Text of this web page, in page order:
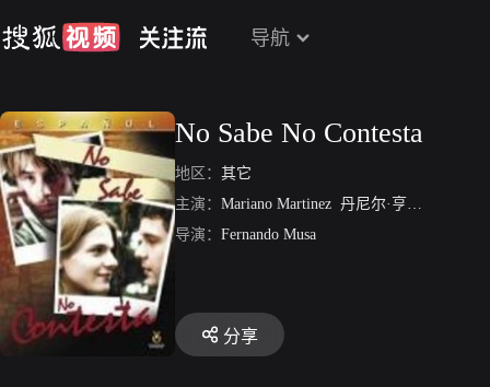
导航
No Sabe No Contesta
地区： 其它
主演： Mariano Martinez 丹尼尔·亨德尔
导演： Fernando Musa
分享